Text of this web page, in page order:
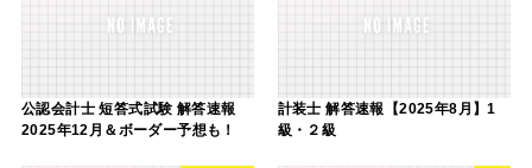
公認会計士 短答式試験 解答速報
2025年12月＆ボーダー予想も！
計装士 解答速報【2025年8月】1
級・２級